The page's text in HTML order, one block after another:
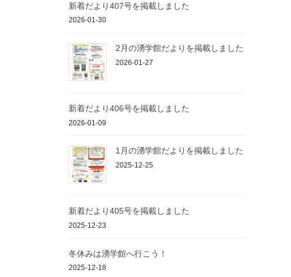
新着だより407号を掲載しました
2026-01-30
2月の湧学館だよりを掲載しました
2026-01-27
新着だより406号を掲載しました
2026-01-09
1月の湧学館だよりを掲載しました
2025-12-25
新着だより405号を掲載しました
2025-12-23
冬休みは湧学館へ行こう！
2025-12-18